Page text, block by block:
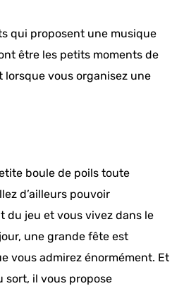
qui proposent une musique
être les petits moments de
vous organisez une
boule de poils toute
d’ailleurs pouvoir
du jeu et vous vivez dans le
une grande fête est
vous admirez énormément. Et
sort, il vous propose